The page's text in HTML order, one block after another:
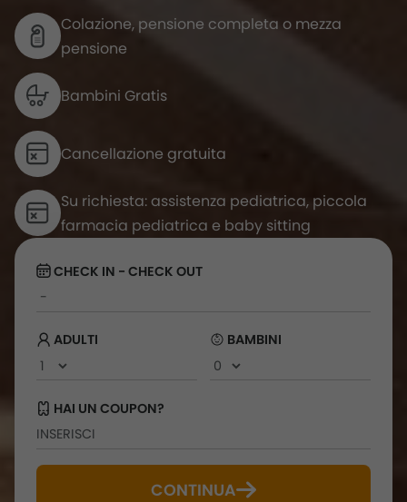
Colazione, pensione completa o mezza
pensione
Bambini Gratis
Cancellazione gratuita
Su richiesta: assistenza pediatrica, piccola
farmacia pediatrica e baby sitting
CHECK IN - CHECK OUT
ADULTI BAMBINI
HAI UN COUPON?
CONTINUA